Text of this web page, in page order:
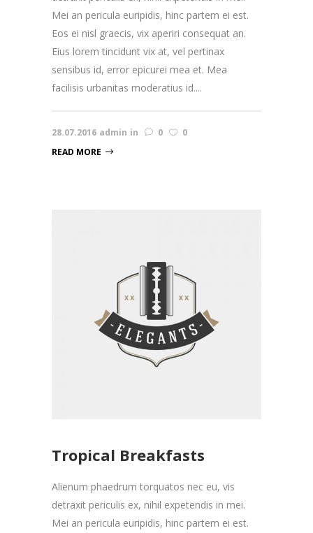
Mei an pericula euripidis, hinc partem ei est.
Eos ei nisl graecis, vix aperiri consequat an.
Eius lorem tincidunt vix at, vel pertinax
sensibus id, error epicurei mea et. Mea
facilisis urbanitas moderatius id....
28.07.2016 admin in 0
0
READ MORE
Tropical Breakfasts
Alienum phaedrum torquatos nec eu, vis
detraxit periculis ex, nihil expetendis in mei.
Mei an pericula euripidis, hinc partem ei est.